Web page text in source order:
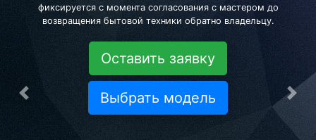
фиксируется с момента согласования с мастером до
возвращения бытовой техники обратно владельцу.
Оставить заявку
Выбрать модель
Предыдущая